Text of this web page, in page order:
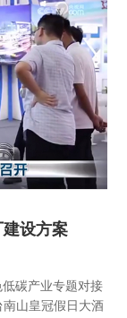
设方案
碳产业专题对接
山皇冠假日大酒